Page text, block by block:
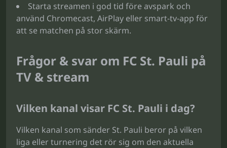
Starta streamen i god tid före avspark och
använd Chromecast, AirPlay eller smart-tv-app för
att se matchen på stor skärm.
Frågor & svar om FC St. Pauli på
TV & stream
Vilken kanal visar FC St. Pauli i dag?
Vilken kanal som sänder St. Pauli beror på vilken
liga eller turnering det rör sig om den aktuella